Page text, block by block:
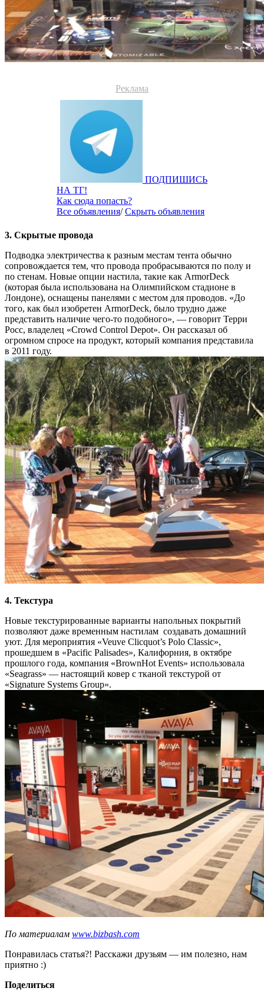
Реклама
ПОДПИШИСЬ
НА ТГ!
Как сюда попасть?
Все объявления/Скрыть объявления
3. Скрытые провода
Подводка электричества к разным местам тента обычно
сопровождается тем, что провода пробрасываются по полу и
по стенам. Новые опции настила, такие как ArmorDeck
(которая была использована на Олимпийском стадионе в
Лондоне), оснащены панелями с местом для проводов. «До
того, как был изобретен ArmorDeck, было трудно даже
представить наличие чего-то подобного», — говорит Терри
Росс, владелец «Crowd Control Depot». Он рассказал об
огромном спросе на продукт, который компания представила
в 2011 году.
4. Текстура
Новые текстурированные варианты напольных покрытий
позволяют даже временным настилам создавать домашний
уют. Для мероприятия «Veuve Clicquot’s Polo Classic»,
прошедшем в «Pacific Palisades», Калифорния, в октябре
прошлого года, компания «BrownHot Events» использовала
«Seagrass» — настоящий ковер с тканой текстурой от
«Signature Systems Group».
По материалам www.bizbash.com
Понравилась статья?! Расскажи друзьям — им полезно, нам
приятно :)
Поделиться